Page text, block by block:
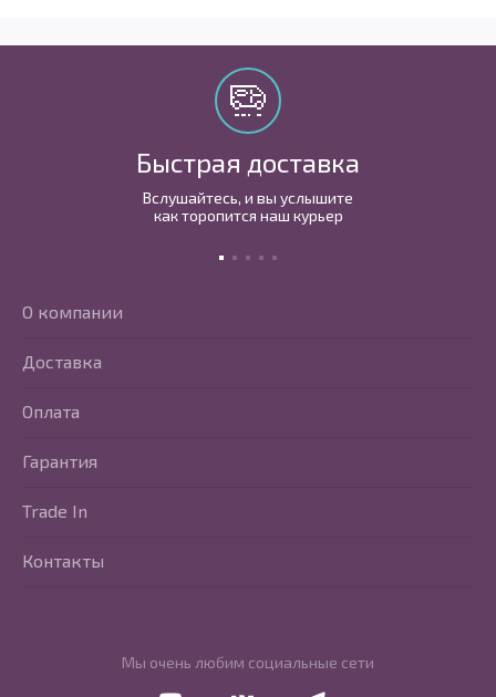
Быстрая доставка
Вслушайтесь, и вы услышите
как торопится наш курьер
Мы очень любим социальные сети
О компании
Доставка
Оплата
Гарантия
Trade In
Контакты